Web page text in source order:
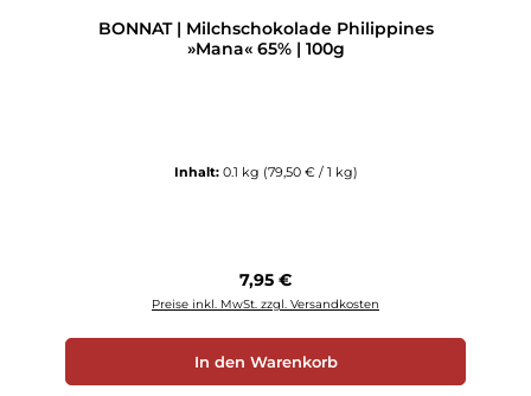
BONNAT | Milchschokolade Philippines
»Mana« 65% | 100g
Inhalt: 0.1 kg (79,50 € / 1 kg)
Regulärer Preis:
7,95 €
Preise inkl. MwSt. zzgl. Versandkosten
In den Warenkorb